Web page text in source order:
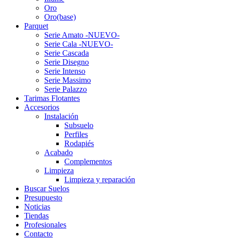
Oro
Oro(base)
Parquet
Serie Amato -NUEVO-
Serie Cala -NUEVO-
Serie Cascada
Serie Disegno
Serie Intenso
Serie Massimo
Serie Palazzo
Tarimas Flotantes
Accesorios
Instalación
Subsuelo
Perfiles
Rodapiés
Acabado
Complementos
Limpieza
Limpieza y reparación
Buscar Suelos
Presupuesto
Noticias
Tiendas
Profesionales
Contacto